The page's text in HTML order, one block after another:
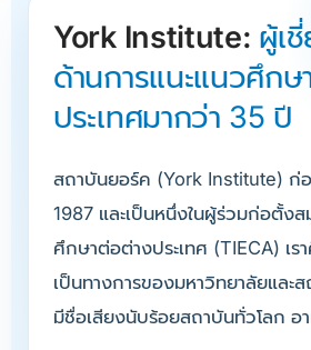
York Institute: ผู้เ
ด้านการแนะแนวศึกษ
ประเทศมากว่า 35 ปี
สถาบันยอร์ค (York Institute) ก่
1987 และเป็นหนึ่งในผู้ร่วมก่อตั้งส
ศึกษาต่อต่างประเทศ (TIECA) เ
เป็นทางการของมหาวิทยาลัยและ
มีชื่อเสียงนับร้อยสถาบันทั่วโลก อ